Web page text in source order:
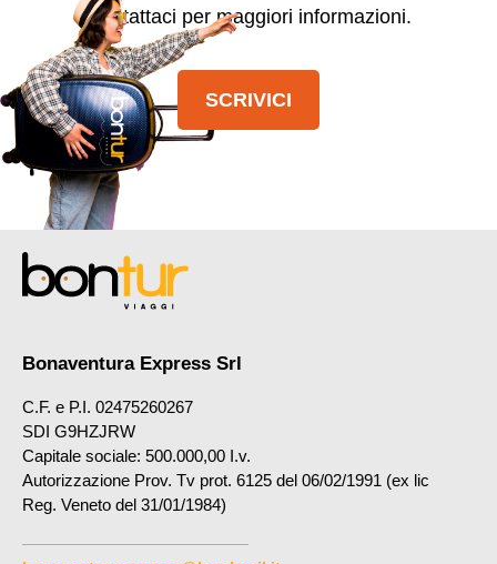
Contattaci per maggiori informazioni.
SCRIVICI
Bonaventura Express Srl
C.F. e P.I. 02475260267
SDI G9HZJRW
Capitale sociale: 500.000,00 I.v.
Autorizzazione Prov. Tv prot. 6125 del 06/02/1991 (ex lic
Reg. Veneto del 31/01/1984)